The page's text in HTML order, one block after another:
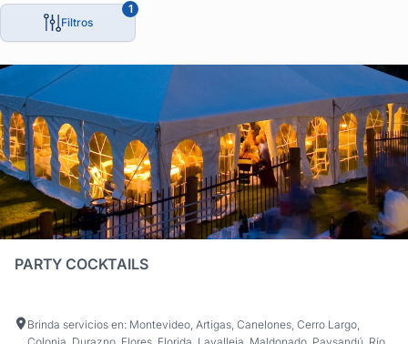
Filtros
1
PARTY COCKTAILS
Brinda servicios en: Montevideo, Artigas, Canelones, Cerro Largo,